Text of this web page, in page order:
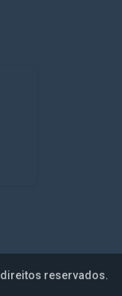
reservados.